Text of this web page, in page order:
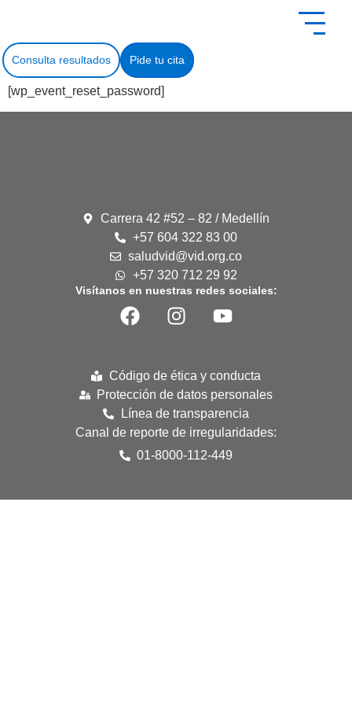
Consulta resultados Pide tu cita
[wp_event_reset_password]
Carrera 42 #52 – 82 / Medellín
+57 604 322 83 00
saludvid@vid.org.co
+57 320 712 29 92
Visítanos en nuestras redes sociales:
Código de ética y conducta
Protección de datos personales
Línea de transparencia
Canal de reporte de irregularidades:
01-8000-112-449